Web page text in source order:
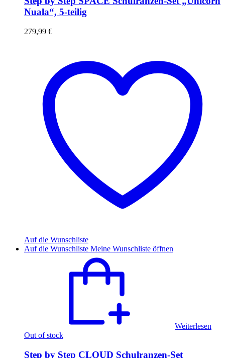
Nuala“, 5-teilig
279,99 €
Auf die Wunschliste
Auf die Wunschliste Meine Wunschliste öffnen
Weiterlesen
Out of stock
Step by Step CLOUD Schulranzen-Set